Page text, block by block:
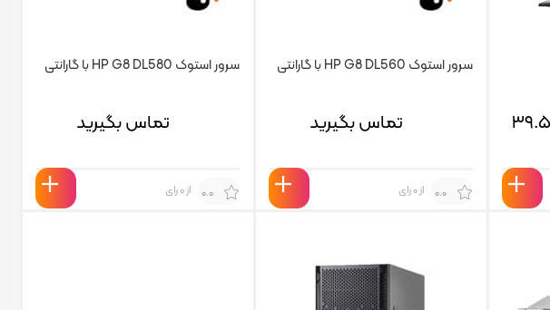
سرور استوک HP G8 DL560 با گارانتی
تماس بگیرید
0.0 از 0 رای
سرور استوک HP G8 DL580 با گارانتی
تماس بگیرید
0.0 از 0 رای